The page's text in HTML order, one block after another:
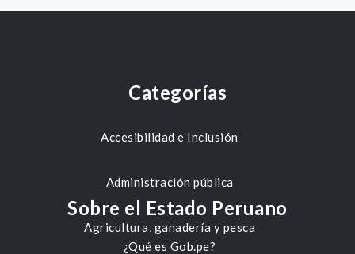
Categorías
Accesibilidad e Inclusión
Administración pública
Agricultura, ganadería y pesca
Sobre el Estado Peruano
¿Qué es Gob.pe?